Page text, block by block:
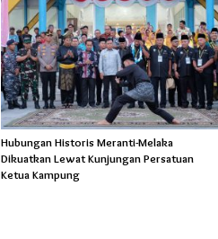
Hubungan Historis Meranti-Melaka
Dikuatkan Lewat Kunjungan Persatuan
Ketua Kampung